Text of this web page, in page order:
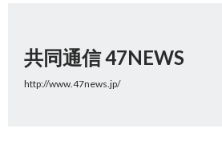
共同通信 47NEWS
http://www.47news.jp/